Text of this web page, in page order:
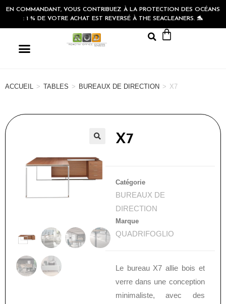
EN COMMANDANT, VOUS CONTRIBUEZ À LA PROTECTION DES OCÉANS
: 1 % DE VOTRE ACHAT EST REVERSÉ À THE SEACLEANERS. 🐬
ACCUEIL > TABLES > BUREAUX DE DIRECTION > X7
X7
Catégorie
BUREAUX DE
DIRECTION
Marque
QUADRIFOGLIO
Le bureau X7 allie bois et
verre dans une conception
minimaliste, avec des